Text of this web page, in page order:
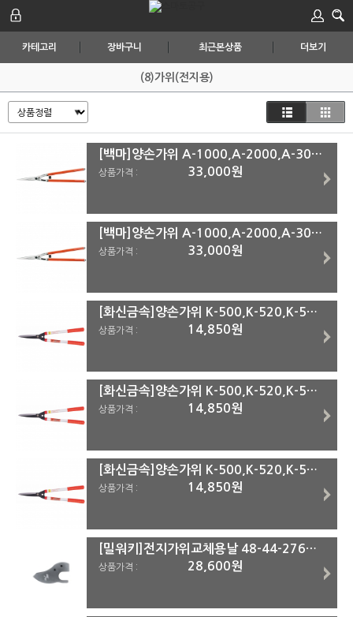
카테고리 장바구니 최근본상품 더보기
(8)가위(전지용)
[백마]양손가위 A-1000,A-2000,A-3000 A-3000
상품가격 : 33,000원
[백마]양손가위 A-1000,A-2000,A-3000 A-2000
상품가격 : 33,000원
[화신금속]양손가위 K-500,K-520,K-550,K-570 K-570
상품가격 : 14,850원
[화신금속]양손가위 K-500,K-520,K-550,K-570 K-550
상품가격 : 14,850원
[화신금속]양손가위 K-500,K-520,K-550,K-570 K-520
상품가격 : 14,850원
[밀워키]전지가위교체용날 48-44-2769 (M12 BLPRS-0용)
상품가격 : 28,600원